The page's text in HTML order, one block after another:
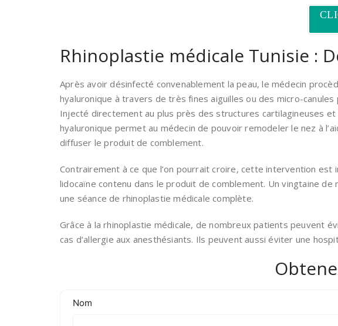
Rhinoplastie médicale Tunisie :
Après avoir désinfecté convenablement la peau, le médecin
hyaluronique à travers de très fines aiguilles ou des micro-
Injecté directement au plus près des structures cartilagineuses et
hyaluronique permet au médecin de pouvoir remodeler le nez à
diffuser le produit de comblement.
Contrairement à ce que l’on pourrait croire, cette intervention est
lidocaïne contenu dans le produit de comblement. Un vingtaine
une séance de rhinoplastie médicale complète.
Grâce à la rhinoplastie médicale, de nombreux patients peuvent
cas d’allergie aux anesthésiants. Ils peuvent aussi éviter une